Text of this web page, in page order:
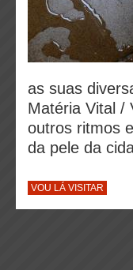
as suas
Matéria Vital /
outros ritmos
da pele da
VOU LÁ VISITAR